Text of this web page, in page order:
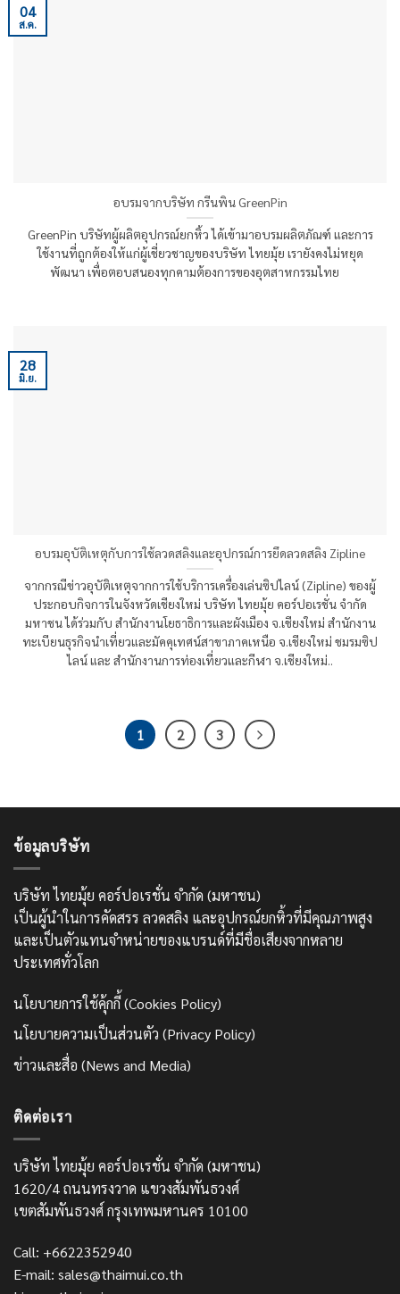
อบรมจากบริษัท กรีนพิน GreenPin
GreenPin บริษัทผู้ผลิตอุปกรณ์ยกหิ้ว ได้เข้ามาอบรมผลิตภัณฑ์ และการ
ใช้งานที่ถูกต้องให้แก่ผู้เชี่ยวชาญของบริษัท ไทยมุ้ย เรายังคงไม่หยุด
พัฒนา เพื่อตอบสนองทุกคามต้องการของอุตสาหกรรมไทย
04
ส.ค.
อบรมอุบัติเหตุกับการใช้ลวดสลิงและอุปกรณ์การยึดลวดสลิง Zipline
จากกรณีข่าวอุบัติเหตุจากการใช้บริการเครื่องเล่นซิปไลน์ (Zipline) ของผู้
ประกอบกิจการในจังหวัดเชียงใหม่ บริษัท ไทยมุ้ย คอร์ปอเรชั่น จำกัด
มหาชน ได้ร่วมกับ สำนักงานโยธาธิการและผังเมือง จ.เชียงใหม่ สำนักงาน
ทะเบียนธุรกิจนำเที่ยวและมัคคุเทศน์สาขาภาคเหนือ จ.เชียงใหม่ ชมรมซิป
ไลน์ และ สำนักงานการท่องเที่ยวและกีฬา จ.เชียงใหม่..
28
มิ.ย.
1 2 3
ข้อมูลบริษัท
บริษัท ไทยมุ้ย คอร์ปอเรชั่น จำกัด (มหาชน)
เป็นผู้นำในการคัดสรร ลวดสลิง และอุปกรณ์ยกหิ้วที่มีคุณภาพสูง
และเป็นตัวแทนจำหน่ายของแบรนด์ที่มีชื่อเสียงจากหลาย
ประเทศทั่วโลก
นโยบายการใช้คุ้กกี้ (Cookies Policy)
นโยบายความเป็นส่วนตัว (Privacy Policy)
ข่าวและสื่อ (News and Media)
ติดต่อเรา
บริษัท ไทยมุ้ย คอร์ปอเรชั่น จำกัด (มหาชน)
1620/4 ถนนทรงวาด แขวงสัมพันธวงศ์
เขตสัมพันธวงศ์ กรุงเทพมหานคร 10100
Call: +6622352940
E-mail: sales@thaimui.co.th